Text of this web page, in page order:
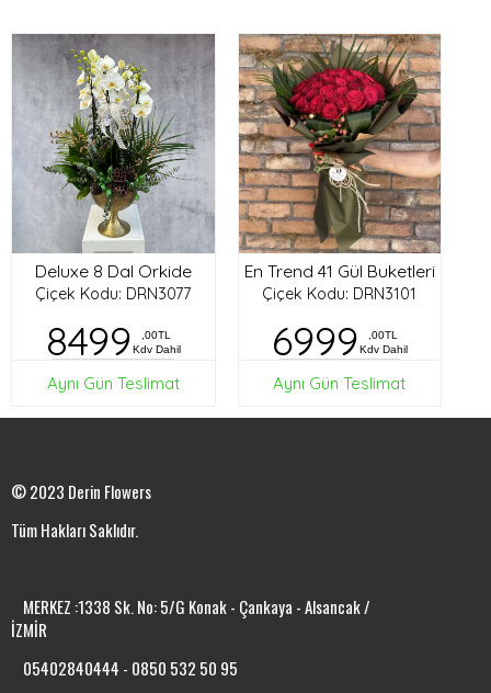
Deluxe 8 Dal Orkide
Çiçek Kodu: DRN3077
8499
,00TL
Kdv Dahil
Aynı Gün Teslimat
En Trend 41 Gül Buketleri
Çiçek Kodu: DRN3101
6999
,00TL
Kdv Dahil
Aynı Gün Teslimat
© 2023 Derin Flowers
Tüm Hakları Saklıdır.
MERKEZ :1338 Sk. No: 5/G Konak - Çankaya - Alsancak /
İZMİR
05402840444 - 0850 532 50 95